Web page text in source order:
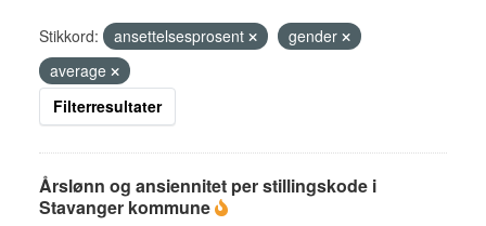
Stikkord: ansettelsesprosent
gender
average
Filterresultater
Årslønn og ansiennitet per stillingskode i
Stavanger kommune